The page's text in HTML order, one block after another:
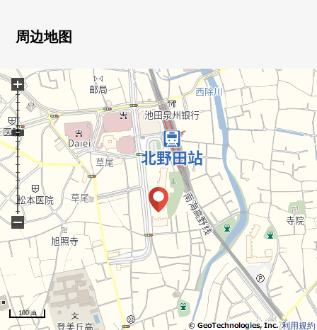
周边地图
利用規約
100 m
+
−